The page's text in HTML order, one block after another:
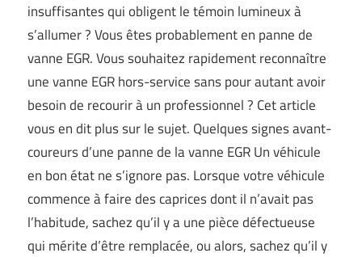
insuffisantes qui obligent le témoin lumineux à
s’allumer ? Vous êtes probablement en panne de
vanne EGR. Vous souhaitez rapidement reconnaître
une vanne EGR hors-service sans pour autant avoir
besoin de recourir à un professionnel ? Cet article
vous en dit plus sur le sujet. Quelques signes avant-
coureurs d’une panne de la vanne EGR Un véhicule
en bon état ne s’ignore pas. Lorsque votre véhicule
commence à faire des caprices dont il n’avait pas
l’habitude, sachez qu’il y a une pièce défectueuse
qui mérite d’être remplacée, ou alors, sachez qu’il y